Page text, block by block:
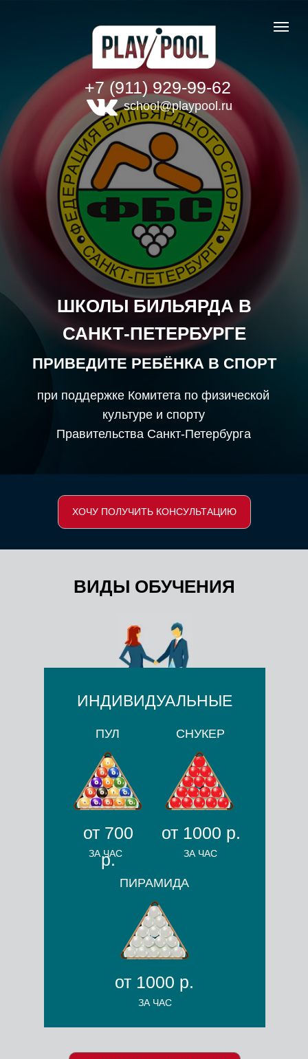
ШКОЛЫ БИЛЬЯРДА В
САНКТ-ПЕТЕРБУРГЕ
+7 (911) 929-99-62
school@playpool.ru
ПРИВЕДИТЕ РЕБЁНКА В СПОРТ
при поддержке Комитета по физической
культуре и спорту
Правительства Санкт-Петербурга
ХОЧУ ПОЛУЧИТЬ КОНСУЛЬТАЦИЮ
ИНДИВИДУАЛЬНЫЕ
ПУЛ СНУКЕР
ПИРАМИДА
от 700
р.
ЗА ЧАС
от 1000 р.
от 1000 р.
ЗА ЧАС
ЗА ЧАС
ВИДЫ ОБУЧЕНИЯ